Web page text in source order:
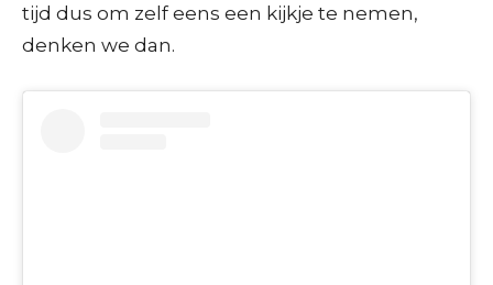
tijd dus om zelf eens een kijkje te nemen,
denken we dan.